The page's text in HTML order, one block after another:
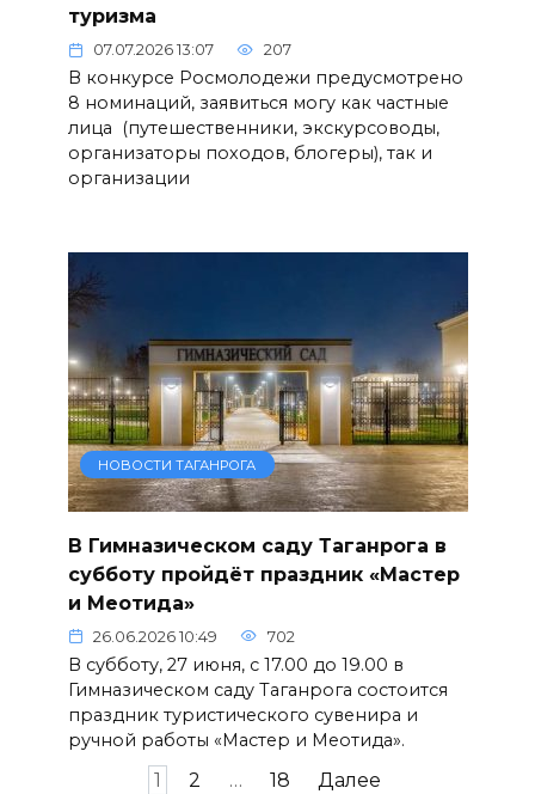
туризма
07.07.2026 13:07 207
В конкурсе Росмолодежи предусмотрено
8 номинаций, заявиться могу как частные
лица (путешественники, экскурсоводы,
организаторы походов, блогеры), так и
организации
НОВОСТИ ТАГАНРОГА
В Гимназическом саду Таганрога в
субботу пройдёт праздник «Мастер
и Меотида»
26.06.2026 10:49 702
В субботу, 27 июня, с 17.00 до 19.00 в
Гимназическом саду Таганрога состоится
праздник туристического сувенира и
ручной работы «Мастер и Меотида».
1 2 … 18 Далее